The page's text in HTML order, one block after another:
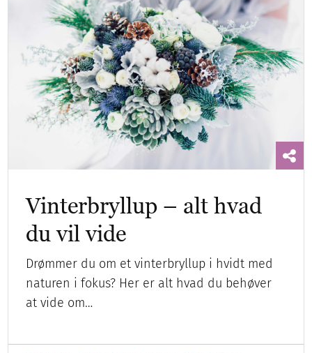
Vinterbryllup – alt hvad
du vil vide
Drømmer du om et vinterbryllup i hvidt med
naturen i fokus? Her er alt hvad du behøver
at vide om…